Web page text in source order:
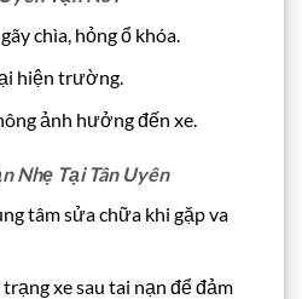
chìa, hỏng ổ khóa.
hiện trường.
ảnh hưởng đến xe.
Nhẹ Tại Tân Uyên
tâm sửa chữa khi gặp va
xe sau tai nạn để đảm